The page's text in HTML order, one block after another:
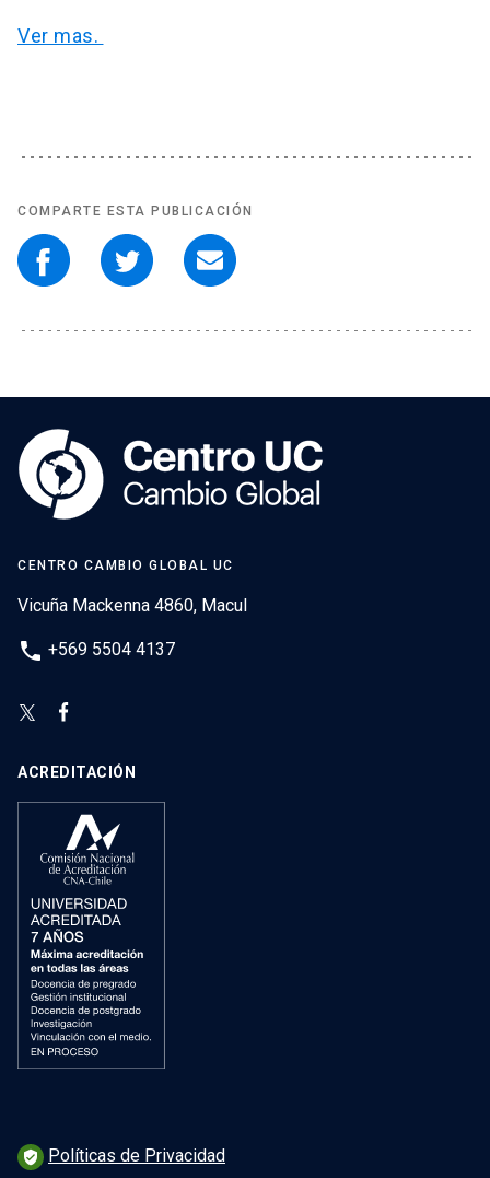
Ver mas.
COMPARTE ESTA PUBLICACIÓN
CENTRO CAMBIO GLOBAL UC
Vicuña Mackenna 4860, Macul
phone +569 5504 4137
ACREDITACIÓN
verified_user Políticas de Privacidad